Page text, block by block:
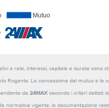
Mutuo
a rate, interessi, capitale e durata sono
Rogante. La concessione del mutuo e le
da 24MAXsecondo i criteri dettati
normativa vigente, la documentazione